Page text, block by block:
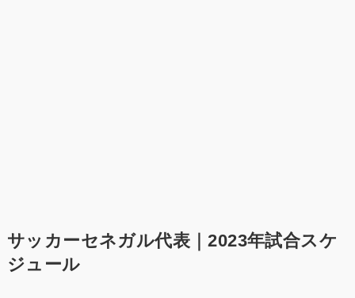
サッカーセネガル代表｜2023年試合スケ
ジュール